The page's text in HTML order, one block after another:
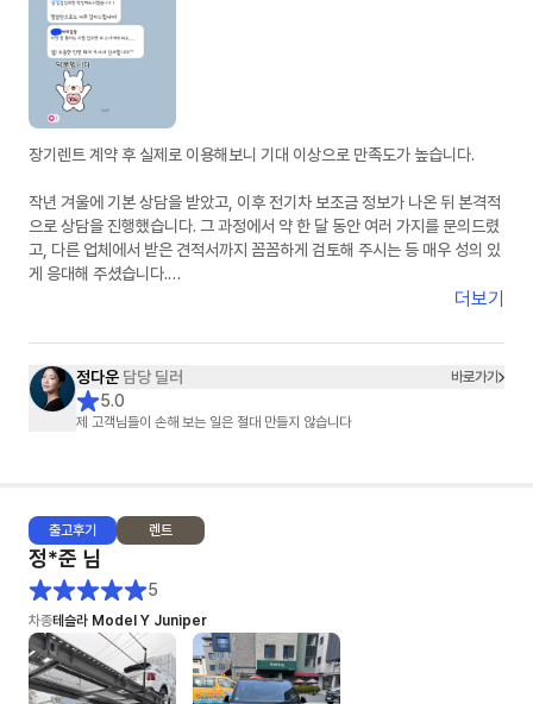
장기렌트 계약 후 실제로 이용해보니 기대 이상으로 만족도가 높습니다.
작년 겨울에 기본 상담을 받았고, 이후 전기차 보조금 정보가 나온 뒤 본격적
으로 상담을 진행했습니다. 그 과정에서 약 한 달 동안 여러 가지를 문의드렸
고, 다른 업체에서 받은 견적서까지 꼼꼼하게 검토해 주시는 등 매우 성의 있
게 응대해 주셨습니다.
절하게 응대해 주셔서 신뢰가 갔습니다. 고객 입장에서 최선을 다해 주신다
는 점이 분명하게 느껴졌고, 덕분에 만족스러운 선택을 할 수 있었습니다. 첫
장기렌트이자 첫 차 구매였는데 매우 좋은 경험이었고, 만족스러웠기 때문에
지인도 소개하여 출고하셨습니다.
더보기
정다운 담당 딜러 바로가기
5.0
제 고객님들이 손해 보는 일은 절대 만들지 않습니다
출고후기 렌트
정*준 님
5
차종테슬라 Model Y Juniper